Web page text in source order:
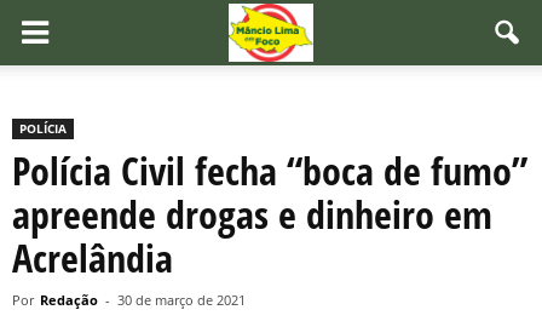
POLÍCIA
Polícia Civil fecha “boca de fumo”
apreende drogas e dinheiro em
Acrelândia
Por Redação - 30 de março de 2021